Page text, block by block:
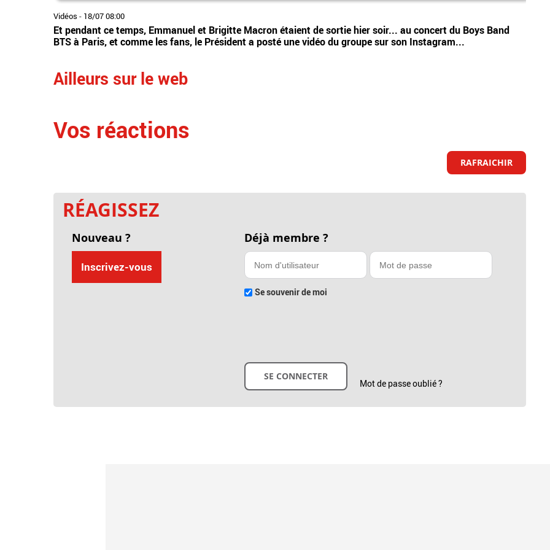
Vidéos - 18/07 08:00
Et pendant ce temps, Emmanuel et Brigitte Macron étaient de sortie hier soir... au concert du Boys Band
BTS à Paris, et comme les fans, le Président a posté une vidéo du groupe sur son Instagram...
Ailleurs sur le web
Vos réactions
RAFRAICHIR
RÉAGISSEZ
Nouveau ?
Inscrivez-vous
Déjà membre ?
Se souvenir de moi
Mot de passe oublié ?